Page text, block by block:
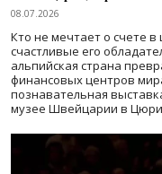
08.07.2026
Кто не мечтает о счете
счастливые его
альпийская страна
финансовых центров
познавательная
музее Швейцарии в